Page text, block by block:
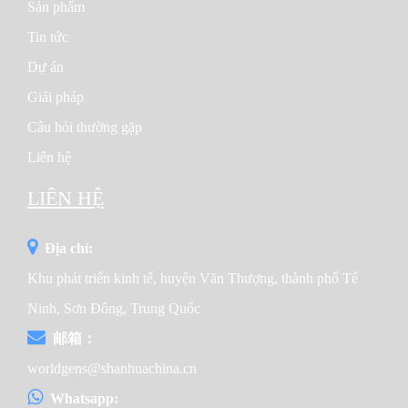
● Thông minh: SHANHUA sử dụng bộ điều khiển
Deepsea thương hiệu nổi tiếng thế giới để điều khiển và
● Thiết kế và Chi tiết: Thiết kế chu đáo là mục tiêu và
mục đích. Để làm hài lòng khách hàng và tối ưu hóa trải
chi tiết và xem xét mọi cải tiến định kỳ. Chúng tôi sẽ xem
xét máy phát điện ít nhất 3 lần trước khi sản phẩm ra thị
trường. Hiện tại, Shanhua đã thực hiện các thay đổi và
cải tiến về cao su chống va đập, ốc vít thép không gỉ,
cửa, khung đế, cách đi dây, van xả dầu, v.v.
Công ty Động cơ Cummins được thành lập vào năm
người Indiana. Cummins là nhà sản xuất thiết bị động
cơ hàng đầu toàn cầu, bao gồm thiết kế, sản xuất và
nhiên liệu, hệ thống điều khiển, xử lý khí nạp, hệ thống
lọc, xử lý khí thải và hệ thống điện, cũng như dịch vụ
hậu mãi trên toàn thế giới. Cummins bán hàng tại
khoảng 160 quốc gia và vùng lãnh thổ thông qua mạng
Sản phẩm
Tin tức
Dự án
Giải pháp
Câu hỏi thường gặp
Liên hệ
LIÊN HỆ
Địa chỉ:
Khu phát triển kinh tế, huyện Văn Thượng, thành phố Tế
Ninh, Sơn Đông, Trung Quốc
邮箱：
worldgens@shanhuachina.cn
Whatsapp: